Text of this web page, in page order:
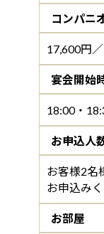
コンパニ
17,600円
宴会開始
18:00・
お申込人
お客様2名
お申込みく
お部屋